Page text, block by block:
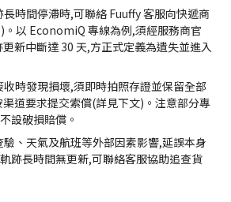
長時間停滯時,可聯絡 Fuuffy 客服向快遞商
以 EconomiQ 專線為例,須經服務商官
新中斷達 30 天,方正式定義為遺失並進入
收時發現損壞,須即時拍照存證並保留全部
道要求提交索償(詳見下文)。注意部分專
設破損賠償。
驗、天氣及航班等外部因素影響,延誤本身
跡長時間無更新,可聯絡客服協助追查貨